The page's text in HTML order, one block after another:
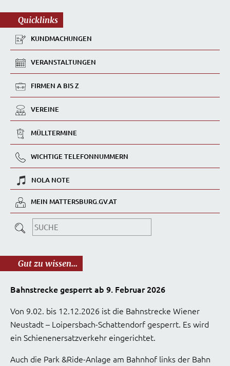
Quicklinks
KUNDMACHUNGEN
VERANSTALTUNGEN
FIRMEN A BIS Z
VEREINE
MÜLLTERMINE
WICHTIGE TELEFONNUMMERN
NOLA NOTE
MEIN MATTERSBURG.GV.AT
Gut zu wissen...
Bahnstrecke gesperrt ab 9. Februar 2026
Von 9.02. bis 12.12.2026 ist die Bahnstrecke Wiener
Neustadt – Loipersbach-Schattendorf gesperrt. Es wird
ein Schienenersatzverkehr eingerichtet.
Auch die Park &Ride-Anlage am Bahnhof links der Bahn